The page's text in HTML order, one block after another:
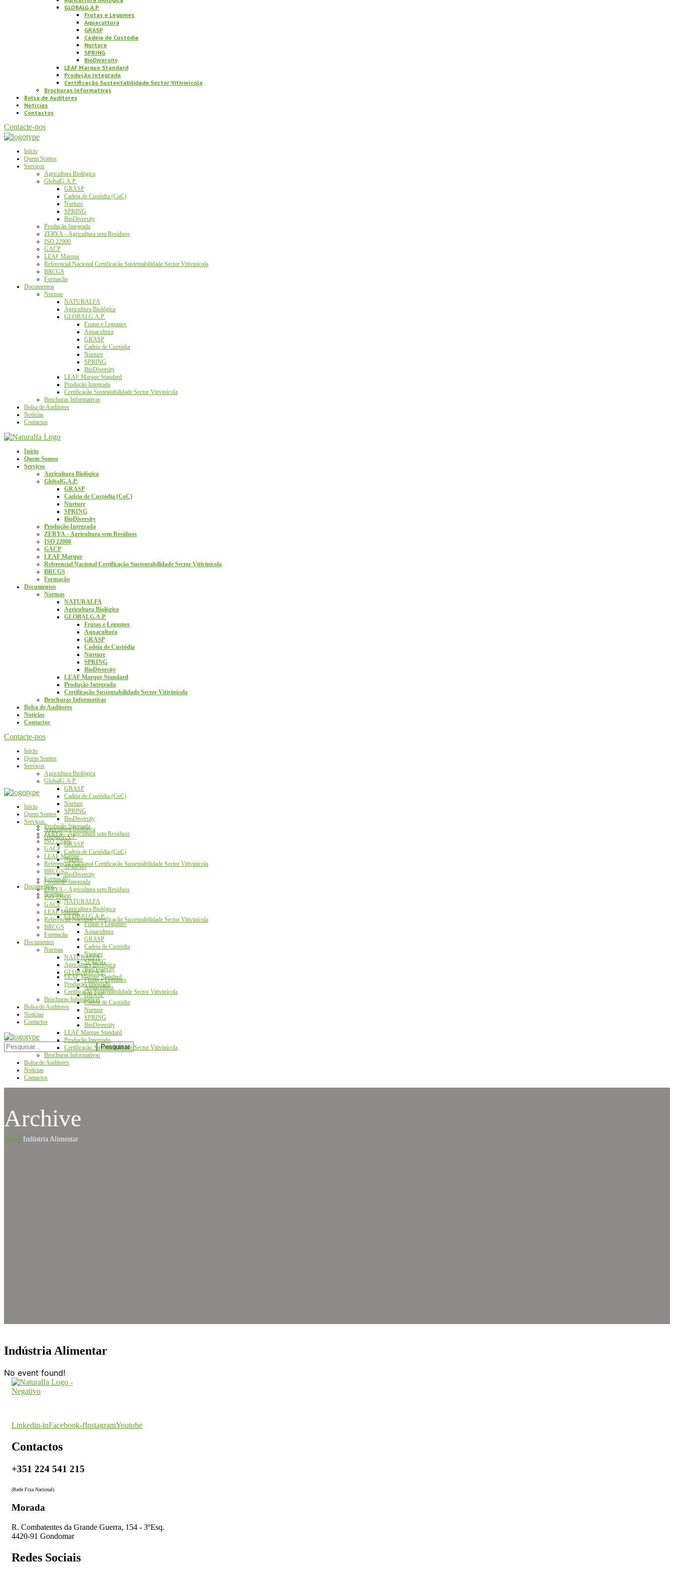
GLOBALG.A.P.
Frutas e Legumes
Aquacultura
GRASP
Cadeia de Custódia
Nurture
SPRING
BioDiversity
LEAF Marque Standard
Produção Integrada
Certificação Sustentabilidade Sector Vitivinícola
Brochuras Informativas
Bolsa de Auditores
Notícias
Contactos
Contacte-nos
Início
Quem Somos
Serviços
Agricultura Biológica
GlobalG.A.P.
GRASP
Cadeia de Custódia (CoC)
Nurture
SPRING
BioDiversity
Produção Integrada
ZERYA – Agricultura sem Resíduos
ISO 22000
GACP
LEAF Marque
Referencial Nacional Certificação Sustentabilidade Sector Vitivinícola
BRCGS
Formação
Documentos
Normas
NATURALFA
Agricultura Biológica
GLOBALG.A.P.
Frutas e Legumes
Aquacultura
GRASP
Cadeia de Custódia
Nurture
SPRING
BioDiversity
LEAF Marque Standard
Produção Integrada
Certificação Sustentabilidade Sector Vitivinícola
Brochuras Informativas
Bolsa de Auditores
Notícias
Contactos
Início
Quem Somos
Serviços
Agricultura Biológica
GlobalG.A.P.
GRASP
Cadeia de Custódia (CoC)
Nurture
SPRING
BioDiversity
Produção Integrada
ZERYA – Agricultura sem Resíduos
ISO 22000
GACP
LEAF Marque
Referencial Nacional Certificação Sustentabilidade Sector Vitivinícola
BRCGS
Formação
Documentos
Normas
NATURALFA
Agricultura Biológica
GLOBALG.A.P.
Frutas e Legumes
Aquacultura
GRASP
Cadeia de Custódia
Nurture
SPRING
BioDiversity
LEAF Marque Standard
Produção Integrada
Certificação Sustentabilidade Sector Vitivinícola
Brochuras Informativas
Bolsa de Auditores
Notícias
Contactos
Contacte-nos
Início
Quem Somos
Serviços
Agricultura Biológica
GlobalG.A.P.
GRASP
Cadeia de Custódia (CoC)
Nurture
SPRING
BioDiversity
Produção Integrada
ZERYA – Agricultura sem Resíduos
ISO 22000
GACP
LEAF Marque
Referencial Nacional Certificação Sustentabilidade Sector Vitivinícola
BRCGS
Formação
Documentos
Normas
NATURALFA
Agricultura Biológica
GLOBALG.A.P.
Frutas e Legumes
Aquacultura
GRASP
Cadeia de Custódia
Nurture
SPRING
BioDiversity
LEAF Marque Standard
Produção Integrada
Certificação Sustentabilidade Sector Vitivinícola
Brochuras Informativas
Bolsa de Auditores
Notícias
Contactos
Início
Quem Somos
Serviços
Agricultura Biológica
GlobalG.A.P.
GRASP
Cadeia de Custódia (CoC)
Nurture
SPRING
BioDiversity
Produção Integrada
ZERYA – Agricultura sem Resíduos
ISO 22000
GACP
LEAF Marque
Referencial Nacional Certificação Sustentabilidade Sector Vitivinícola
BRCGS
Formação
Documentos
Normas
NATURALFA
Agricultura Biológica
GLOBALG.A.P.
Frutas e Legumes
Aquacultura
GRASP
Cadeia de Custódia
Nurture
SPRING
BioDiversity
LEAF Marque Standard
Produção Integrada
Certificação Sustentabilidade Sector Vitivinícola
Brochuras Informativas
Bolsa de Auditores
Notícias
Contactos
Archive
Home Indústria Alimentar
Indústria Alimentar
No event found!
Linkedin-inFacebook-fInstagramYoutube
Contactos
+351 224 541 215
(Rede Fixa Nacional)
Morada
R. Combatentes da Grande Guerra, 154 - 3ºEsq.
4420-91 Gondomar
Redes Sociais